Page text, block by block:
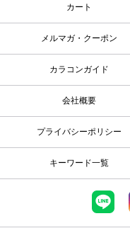
カート
メルマガ・クーポン
カラコンガイド
会社概要
プライバシーポリシー
キーワード一覧